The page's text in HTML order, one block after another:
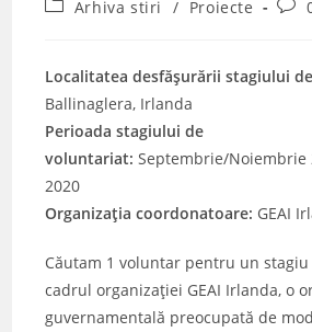
PostArhiva stiri / Proiecte
Post
Localitatea desfășurării stagiului
Ballinaglera, Irlanda
Perioada stagiului de
voluntariat: Septembrie/Noiembrie
2020
Organizația coordonatoare: GEAI
Căutam 1 voluntar pentru un
cadrul organizației GEAI Irlanda, o
guvernamentală preocupată de